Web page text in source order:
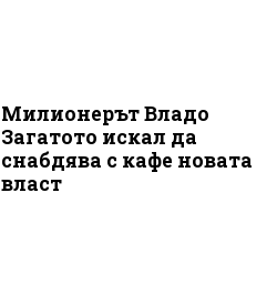
Милионерът Владо
Загатото искал да
снабдява с кафе новата
власт